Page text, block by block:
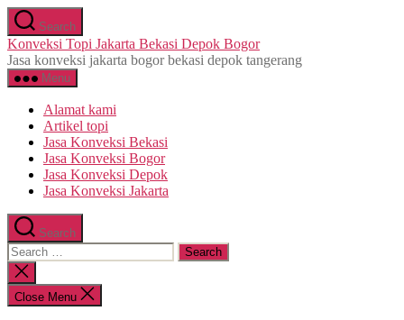
Skip
to
the
content
Search
Konveksi Topi Jakarta Bekasi Depok Bogor
Jasa konveksi jakarta bogor bekasi depok tangerang
Menu
Alamat kami
Artikel topi
Jasa Konveksi Bekasi
Jasa Konveksi Bogor
Jasa Konveksi Depok
Jasa Konveksi Jakarta
Search
Search
for:
Close
search
Close Menu